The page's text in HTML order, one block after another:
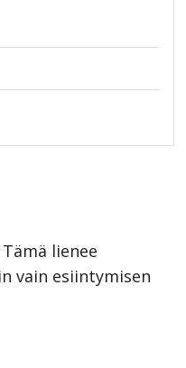
lienee
vain esiintymisen